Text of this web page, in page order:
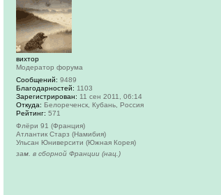
вихтор
Модератор форума
Сообщений: 9489
Благодарностей: 1103
Зарегистрирован: 11 сен 2011, 06:14
Откуда: Белореченск, Кубань, Россия
Рейтинг: 571
Флёри 91 (Франция)
Атлантик Старз (Намибия)
Ульсан Юниверсити (Южная Корея)
зам. в сборной Франции (нац.)